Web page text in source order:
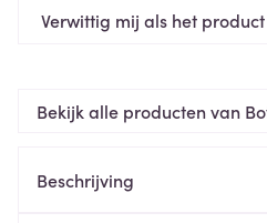
Verwittig mij als het
Bekijk alle producten van
Beschrijving